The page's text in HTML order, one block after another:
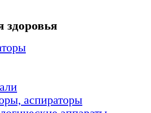
здоровья
аспираторы